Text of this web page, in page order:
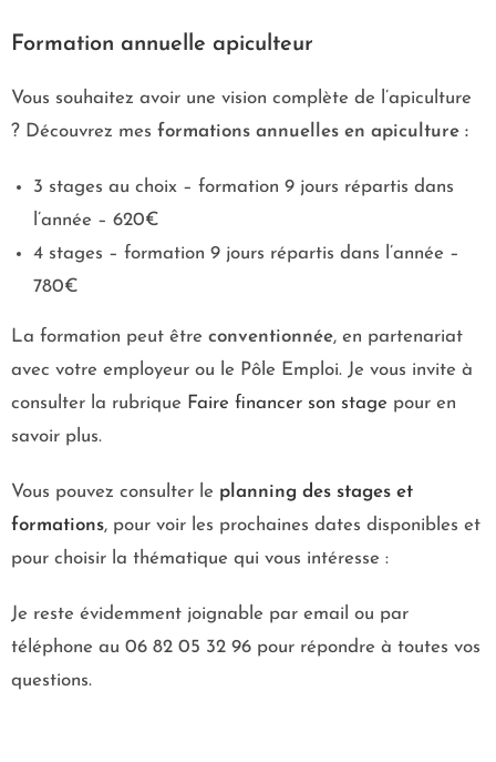
Formation annuelle apiculteur
Vous souhaitez avoir une vision complète de l’apiculture
? Découvrez mes formations annuelles en apiculture :
3 stages au choix – formation 9 jours répartis dans
l’année – 620€
4 stages – formation 9 jours répartis dans l’année –
780€
La formation peut être conventionnée, en partenariat
avec votre employeur ou le Pôle Emploi. Je vous invite à
consulter la rubrique Faire financer son stage pour en
savoir plus.
Vous pouvez consulter le planning des stages et
formations, pour voir les prochaines dates disponibles et
pour choisir la thématique qui vous intéresse :
Je reste évidemment joignable par email ou par
téléphone au 06 82 05 32 96 pour répondre à toutes vos
questions.